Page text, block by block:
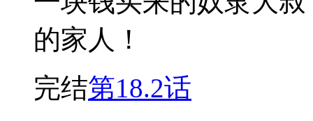
的家人！
完结第18.2话